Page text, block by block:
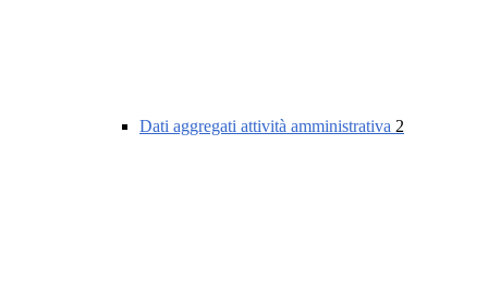
Dati aggregati attività amministrativa 2